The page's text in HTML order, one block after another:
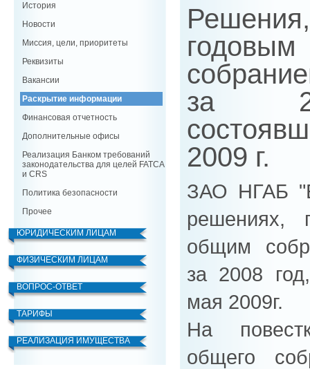
История
Новости
Миссия, цели, приоритеты
Реквизиты
Вакансии
Раскрытие информации
Финансовая отчетность
Дополнительные офисы
Реализация Банком требований
законодательства для целей FATCA
и CRS
Политика безопасности
Прочее
ЮРИДИЧЕСКИМ ЛИЦАМ
ФИЗИЧЕСКИМ ЛИЦАМ
ВОПРОС-ОТВЕТ
ТАРИФЫ
РЕАЛИЗАЦИЯ ИМУЩЕСТВА
за
2009 г.
ЗАО НГАБ
решениях,
общим
за 2008
мая 2009г.
На
общего